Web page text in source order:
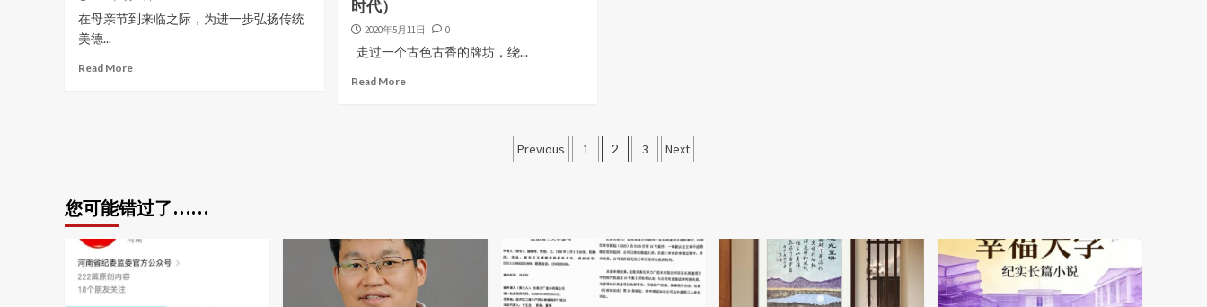
在母亲节到来临之际，为进一步弘扬传统
美德...
Read More
时代）
2020年5月11日 0
走过一个古色古香的牌坊，绕...
Read More
文
页
Previous 1 2 3 Next
您可能错过了……